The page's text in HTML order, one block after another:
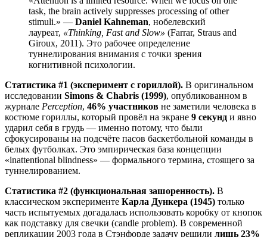
task, the brain actively suppresses processing of other
stimuli.» — Daniel Kahneman, нобелевский
лауреат, «Thinking, Fast and Slow» (Farrar, Straus and
Giroux, 2011). Это рабочее определение
туннелирования внимания с точки зрения
когнитивной психологии.
Статистика #1 (эксперимент с гориллой). В оригинальном
исследовании Simons & Chabris (1999), опубликованном в
журнале Perception, 46% участников не заметили человека в
костюме гориллы, который провёл на экране 9 секунд и явно
ударил себя в грудь — именно потому, что были
сфокусированы на подсчёте пасов баскетбольной команды в
белых футболках. Это эмпирическая база концепции
«inattentional blindness» — формального термина, стоящего за
туннелированием.
Статистика #2 (функциональная зашоренность). В
классическом эксперименте Карла Дункера (1945) только
часть испытуемых догадалась использовать коробку от кнопок
как подставку для свечки (candle problem). В современной
репликации 2003 года в Стэнфорде задачу решили лишь 23%